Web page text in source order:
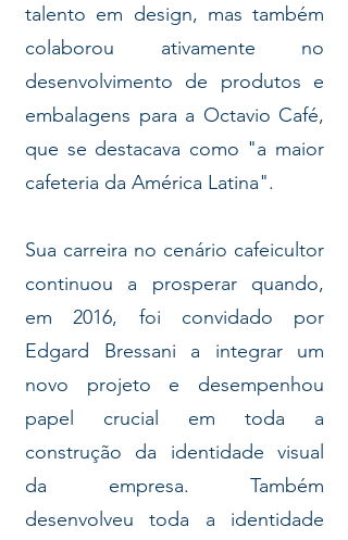
talento em design, mas também
colaborou ativamente no
desenvolvimento de produtos e
embalagens para a Octavio Café,
que se destacava como "a maior
cafeteria da América Latina".
Sua carreira no cenário cafeicultor
continuou a prosperar quando,
em 2016, foi convidado por
Edgard Bressani a integrar um
novo projeto e desempenhou
papel crucial em toda a
construção da identidade visual
da empresa. Também
desenvolveu toda a identidade